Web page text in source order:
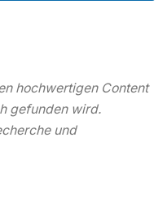
hochwertigen Content
gefunden wird.
und